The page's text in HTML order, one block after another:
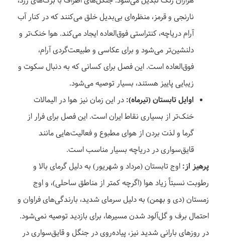
نارنجی و قرمز، منظره‌ای بی‌بدیل خلق می‌کنند که در کنار آب
آرام دریاچه، کنتراستی فوق‌العاده ایجاد می‌کند. هوا خنک‌تر و
دلنشین‌تر می‌شود و برای عکاسی و طبیعت‌گردی آرام،
فوق‌العاده است. این فصل برای کسانی که به دنبال سکوت و
زیبایی پاییز هستند، بسیار توصیه می‌شود.
اوایل تابستان (تیرماه): در این زمان نیز هوا در الیمالات
خنک‌تر از بسیاری نقاط ایران است. این فصل برای فرار از
گرما و لذت بردن از هوای مطبوع و فعالیت‌هایی مانند
قایق‌سواری در دریاچه بسیار مناسب است.
پرهیز از: اوج تابستان (مرداد و شهریور) به دلیل گرمای بالا و
رطوبت نسبتاً زیاد هوا (اگرچه کمتر از مناطق ساحلی)، و اوج
زمستان (دی و بهمن) به دلیل سرمای شدید، بارندگی‌های فراوان و
احتمال برف و گل‌آلود شدن مسیرها، برای بازدید توصیه نمی‌شود.
در روزهای بارانی شدید نیز، پیاده‌روی در جنگل و قایق‌سواری در